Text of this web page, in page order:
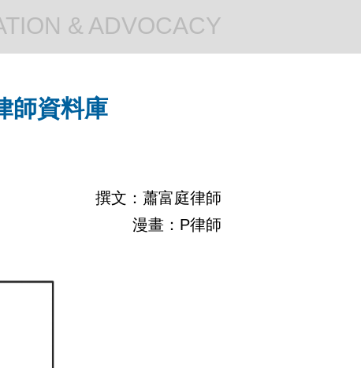
師資料庫
撰文：蕭富庭律師
漫畫：P律師